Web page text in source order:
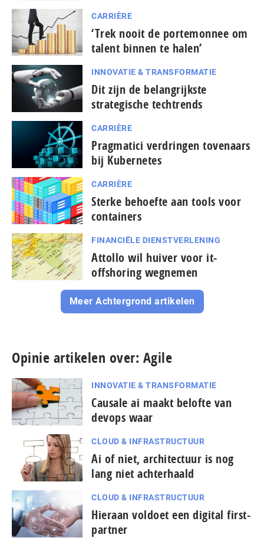
CARRIÈRE
‘Trek nooit de portemonnee om
talent binnen te halen’
INNOVATIE & TRANSFORMATIE
Dit zijn de belangrijkste
strategische techtrends
CARRIÈRE
Pragmatici verdringen tovenaars
bij Kubernetes
CARRIÈRE
Sterke behoefte aan tools voor
containers
FINANCIËLE DIENSTVERLENING
Attollo wil huiver voor it-
offshoring wegnemen
Meer Achtergrond artikelen
Opinie artikelen over: Agile
INNOVATIE & TRANSFORMATIE
Causale ai maakt belofte van
devops waar
CLOUD & INFRASTRUCTUUR
Ai of niet, architectuur is nog
lang niet achterhaald
CLOUD & INFRASTRUCTUUR
Hieraan voldoet een digital first-
partner